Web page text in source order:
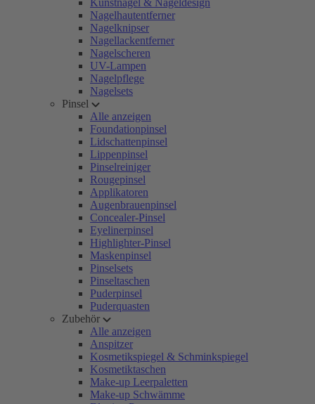
Kunstnägel & Nageldesign
Nagelhautentferner
Nagelknipser
Nagellackentferner
Nagelscheren
UV-Lampen
Nagelpflege
Nagelsets
Pinsel
Alle anzeigen
Foundationpinsel
Lidschattenpinsel
Lippenpinsel
Pinselreiniger
Rougepinsel
Applikatoren
Augenbrauenpinsel
Concealer-Pinsel
Eyelinerpinsel
Highlighter-Pinsel
Maskenpinsel
Pinselsets
Pinseltaschen
Puderpinsel
Puderquasten
Zubehör
Alle anzeigen
Anspitzer
Kosmetikspiegel & Schminkspiegel
Kosmetiktaschen
Make-up Leerpaletten
Make-up Schwämme